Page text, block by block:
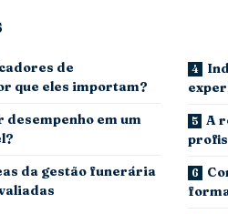
de
que eles importam?
desempenho em um
da gestão funerária
A